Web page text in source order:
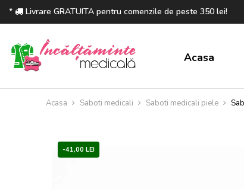
* Livrare GRATUITA pentru comenzile de peste 350 lei!
Acasa
Acasa Saboti medicali Saboti medicali piele
-41,00 LEI